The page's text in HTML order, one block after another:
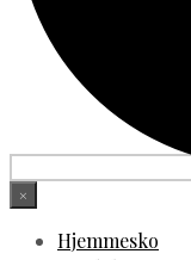
×
Hjemmesko